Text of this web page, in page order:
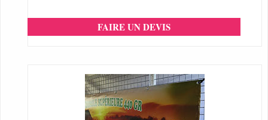
FAIRE UN DEVIS